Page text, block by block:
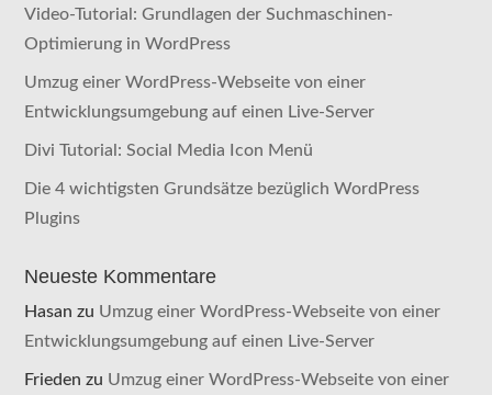
Video-Tutorial: Grundlagen der Suchmaschinen-
Optimierung in WordPress
Umzug einer WordPress-Webseite von einer
Entwicklungsumgebung auf einen Live-Server
Divi Tutorial: Social Media Icon Menü
Die 4 wichtigsten Grundsätze bezüglich WordPress
Plugins
Neueste Kommentare
Hasan zu Umzug einer WordPress-Webseite von einer
Entwicklungsumgebung auf einen Live-Server
Frieden zu Umzug einer WordPress-Webseite von einer